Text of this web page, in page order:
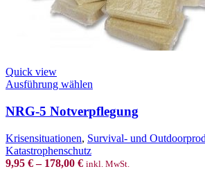
Quick view
Ausführung wählen
has
multiple
variants.
The
options
may
NRG-5 Notverpflegung
Krisensituationen, Survival- und
Katastrophenschutz
9,95 €– 178,00 € inkl. MwSt.